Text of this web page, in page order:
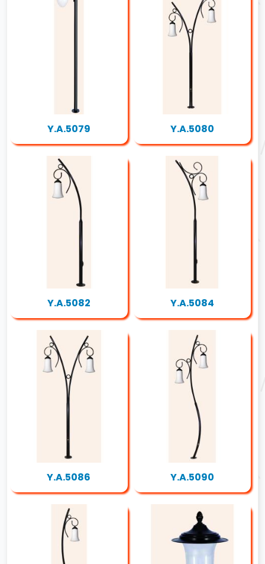
Y.A.5079 Y.A.5080
Y.A.5082 Y.A.5084
Y.A.5086 Y.A.5090